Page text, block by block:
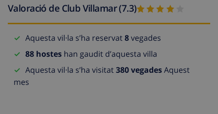
Valoració de Club Villamar (7.3)
Aquesta vil·la s’ha reservat8vegades
88 hostes han gaudit d’aquesta villa
Aquesta vil·la s’ha visitat380 vegadesAquest
mes